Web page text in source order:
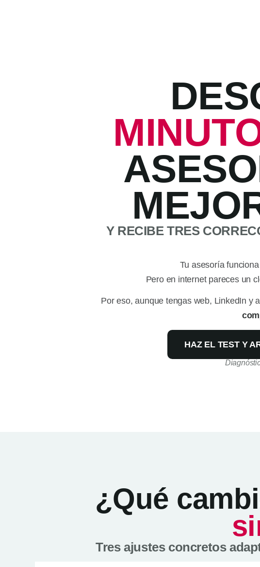
Y RECIBE TRES
Tu asesoría
Pero en internet pareces un
Por eso, aunque tengas web, LinkedIn y
HAZ EL TEST Y
¿Qué
Tres ajustes concretos